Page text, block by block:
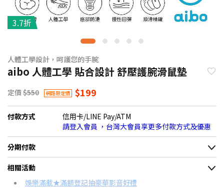
3.7折
人體工學設計，呵護您的手腕
aibo 人體工學 貼合設計 舒壓護腕滑鼠墊
定價 $550 網路限定價 $199
付款方式
信用卡/LINE Pay/ATM
請登入會員 ，台灣大會員享更多付款方式及優惠
分期付款
＊實際可分期數、適用利率，請以購物車顯示為主
信用卡分期
相關活動
娛樂滿載★滿額登記抽豪華影音好禮